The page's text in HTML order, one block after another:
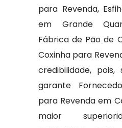
para Revenda,
em Grande
Fábrica de Pão de
Coxinha para
credibilidade,
garante
para Revenda em
maior